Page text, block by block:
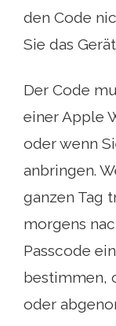
den Code
Sie das
Der Code
einer Apple
oder wenn
anbringen.
ganzen Tag
morgens
Passcode
bestimmen,
oder